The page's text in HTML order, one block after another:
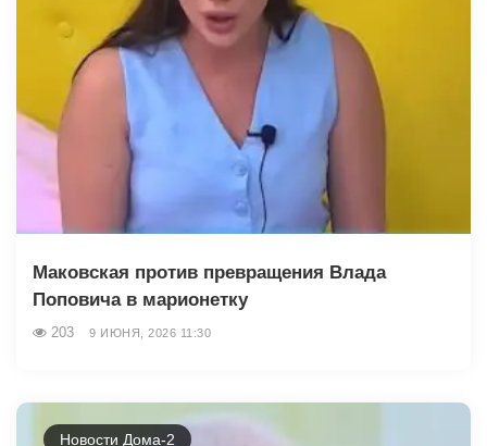
Маковская против превращения Влада
Поповича в марионетку
203 9 ИЮНЯ, 2026 11:30
Новости Дома-2